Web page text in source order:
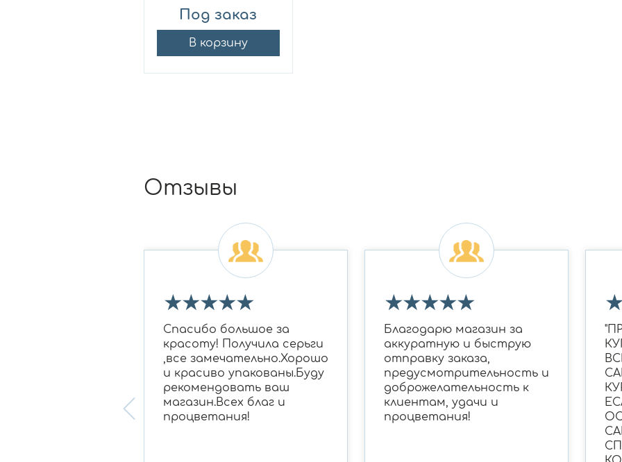
Под заказ
В корзину
Отзывы
★★★★★
Спасибо большое за
красоту! Получила серьги
,все замечательно.Хорошо
и красиво упакованы.Буду
рекомендовать ваш
магазин.Всех благ и
процветания!
★★★★★
Благодарю магазин за
аккуратную и быструю
отправку заказа,
предусмотрительность и
доброжелательность к
клиентам, удачи и
процветания!